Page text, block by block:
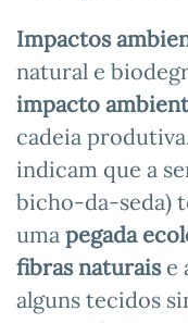
Impactos
natural e
impacto
cadeia
indicam que a
bicho-da-seda)
uma pegada
fibras naturaise
alguns tecidos